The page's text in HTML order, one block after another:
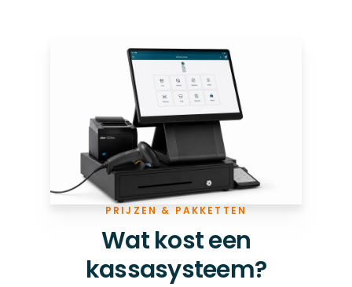
PRIJZEN & PAKKETTEN
Wat kost een
kassasysteem?